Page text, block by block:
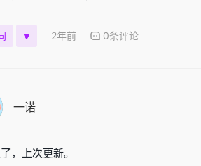
2年前 0条评论
一诺
，上次更新。